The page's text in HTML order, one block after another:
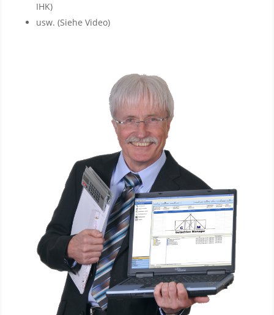
IHK)
usw. (Siehe Video)